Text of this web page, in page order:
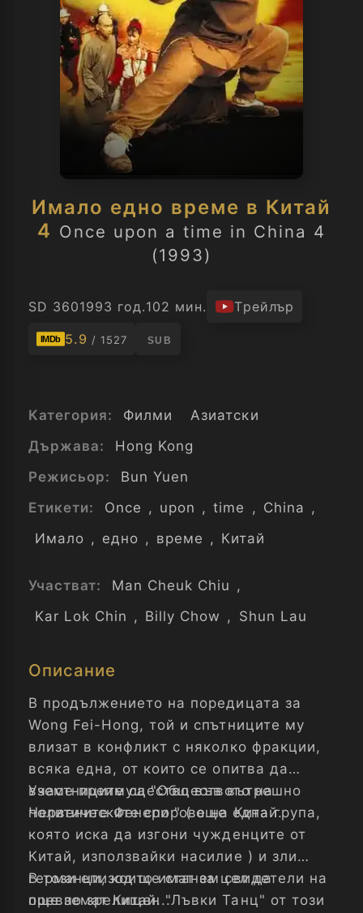
Имало едно време в Китай
4 Once upon a time in China 4
(1993)
SD 3601993 год.102 мин. Трейлър
IMDb 5.9 / 1527 SUB
Категория: Филми
Азиатски
Държава:
Hong Kong
Режисьор:
Bun Yuen
Етикети:
Once , upon , time , China ,
Имало , едно , време , Китай
Участват: Man Cheuk Chiu ,
Kar Lok Chin , Billy Chow , Shun Lau
Описание
В продължението на поредицата за
Wong Fei-Hong, той и спътниците му
влизат в конфликт с няколко фракции,
всяка една, от които се опитва да
вземе преимущество във вътрешно
политическите спорове на Китай.
Участниците са "Обществото на
Червените Фенери " ( още една група,
която иска да изгони чужденците от
Китай, използвайки насилие ) и зли
германци, които имат за цел да
превземат Китай...
В този епизод ще станем свидетели на
още по зрелищен "Лъвки Танц" от този